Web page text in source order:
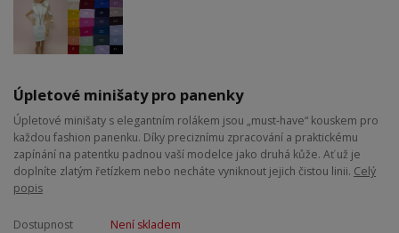
Úpletové minišaty pro panenky
Úpletové minišaty s elegantním rolákem jsou „must-have“ kouskem pro
každou fashion panenku. Díky preciznímu zpracování a praktickému
zapínání na patentku padnou vaší modelce jako druhá kůže. Ať už je
doplníte zlatým řetízkem nebo necháte vyniknout jejich čistou linii. Celý
popis
Dostupnost
Není skladem